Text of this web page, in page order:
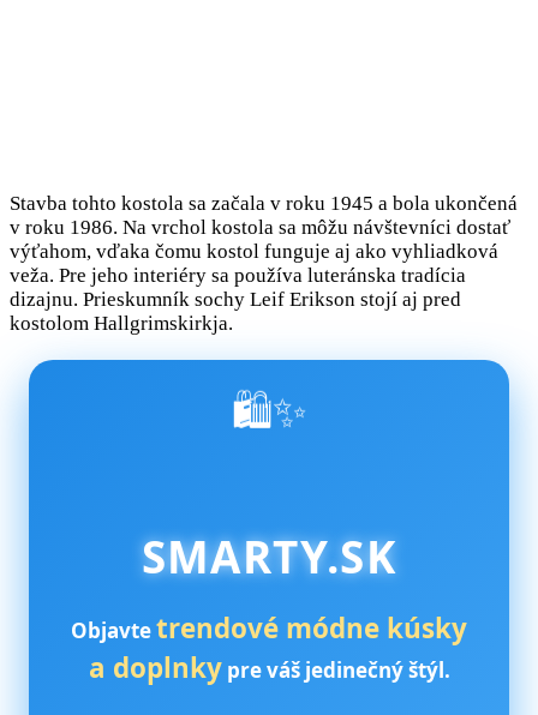
Stavba tohto kostola sa začala v roku 1945 a bola ukončená
v roku 1986. Na vrchol kostola sa môžu návštevníci dostať
výťahom, vďaka čomu kostol funguje aj ako vyhliadková
veža. Pre jeho interiéry sa používa luteránska tradícia
dizajnu. Prieskumník sochy Leif Erikson stojí aj pred
kostolom Hallgrimskirkja.
🛍️✨
SMARTY.SK
Objavtetrendové módne kúsky
a doplnkypre váš jedinečný štýl.